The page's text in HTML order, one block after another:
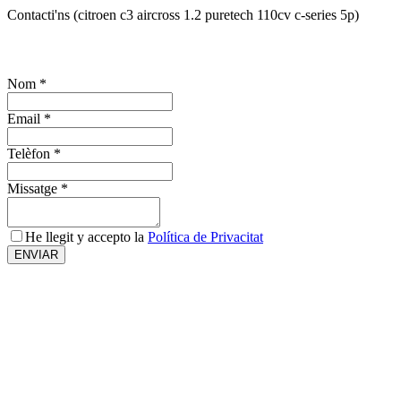
Contacti'ns (citroen c3 aircross 1.2 puretech 110cv c-series 5p)
Nom *
Email *
Telèfon *
Missatge *
He llegit y accepto la Política de Privacitat
ENVIAR